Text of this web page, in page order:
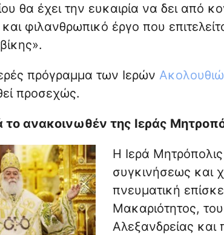
θα έχει την ευκαιρία να δει από
φιλανθρωπικό έργο που
πρόγραμμα των Ιερών
προσεχώς.
το ανακοινωθέν της Ιεράς
Η Ιερά
συγκινήσεως και
πνευματική
Μακαριότητος,
Αλεξανδρείας